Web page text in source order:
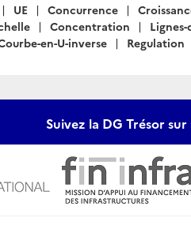
UE Concurrence
Concentration
en-U-inverse Regulation
Suivez la DG Trésor sur